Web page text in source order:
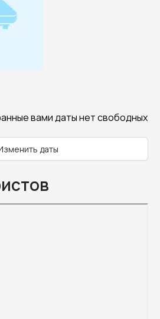
вами даты нет свободных
даты